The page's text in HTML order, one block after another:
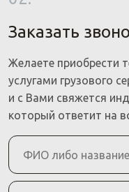
Заказать
Желаете приобрести
услугами грузового
и с Вами свяжется
который ответит на